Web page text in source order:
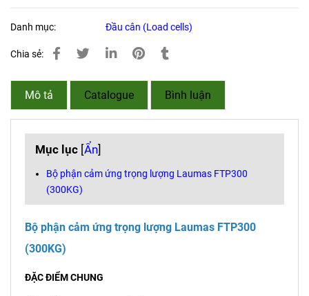
Danh mục: Đầu cân (Load cells)
Chia sẻ:
Mô tả Catalogue Bình luận
Mục lục [Ẩn]
Bộ phận cảm ứng trọng lượng Laumas FTP300
(300KG)
Bộ phận cảm ứng trọng lượng Laumas FTP300
(300KG)
ĐẶC ĐIỂM CHUNG